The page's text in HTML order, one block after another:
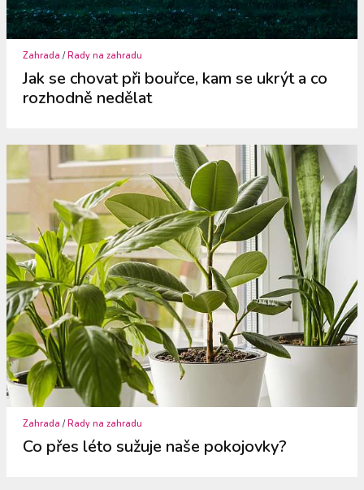
Zahrada /Rady na zahradu
Jak se chovat při bouřce, kam se ukrýt a co
rozhodně nedělat
Zahrada /Rady na zahradu
Co přes léto sužuje naše pokojovky?